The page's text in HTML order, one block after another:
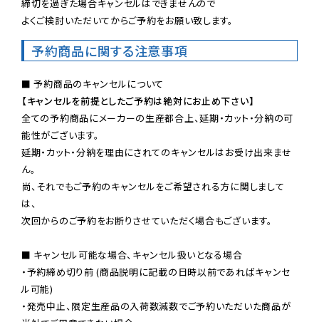
締切を過ぎた場合キャンセルはできませんので
よくご検討いただいてからご予約をお願い致します。
予約商品に関する注意事項
【キャンセルを前提としたご予約は絶対にお止め下さい】
全ての予約商品にメーカーの生産都合上、延期・カット・分納の可
能性がございます。
延期・カット・分納を理由にされてのキャンセルはお受け出来ませ
ん。
尚、それでもご予約のキャンセルをご希望される方に関しまして
は、
次回からのご予約をお断りさせていただく場合もございます。
■ キャンセル可能な場合、キャンセル扱いとなる場合
・予約締め切り前 (商品説明に記載の日時以前であればキャンセ
ル可能)
・発売中止、限定生産品の入荷数減数でご予約いただいた商品が